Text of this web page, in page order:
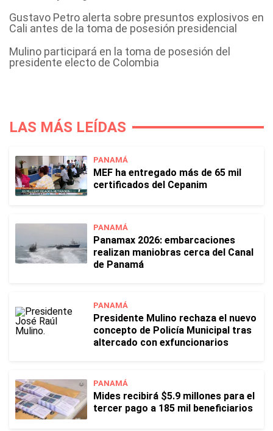
Gustavo Petro alerta sobre presuntos explosivos en
Cali antes de la toma de posesión presidencial
Mulino participará en la toma de posesión del
presidente electo de Colombia
LAS MÁS LEÍDAS
PANAMÁ
MEF ha entregado más de 65 mil
certificados del Cepanim
PANAMÁ
Panamax 2026: embarcaciones
realizan maniobras cerca del Canal
de Panamá
PANAMÁ
Presidente Mulino rechaza el nuevo
concepto de Policía Municipal tras
altercado con exfuncionarios
PANAMÁ
Mides recibirá $5.9 millones para el
tercer pago a 185 mil beneficiarios